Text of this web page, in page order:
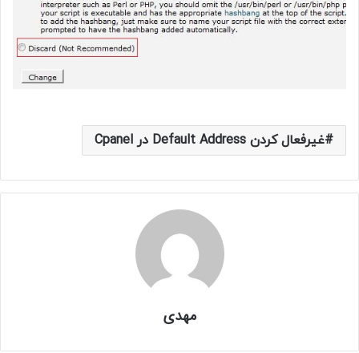
غیرفعال کردن Default Address در Cpanel
مهدی